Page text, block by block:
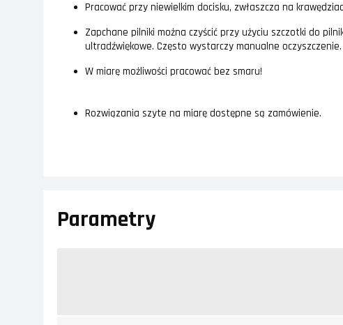
Pracować przy niewielkim docisku, zwłaszcza na
Zapchane pilniki można czyścić przy użyciu szczotki do
ultradźwiękowe. Często wystarczy manualne oczyszczenie.
W miarę możliwości pracować bez smaru!
Rozwiązania szyte na miarę dostępne są zamówienie.
Parametry